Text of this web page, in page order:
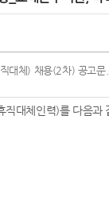
대체) 채용(2차) 공고
대체인력)를 다음과